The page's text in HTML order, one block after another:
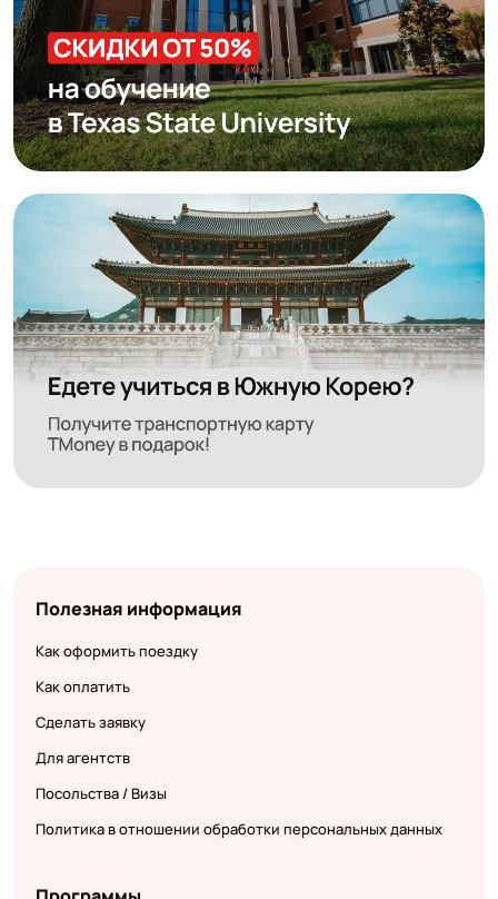
Полезная информация
Как оформить поездку
Как оплатить
Сделать заявку
Для агентств
Посольства / Визы
Политика в отношении обработки персональных данных